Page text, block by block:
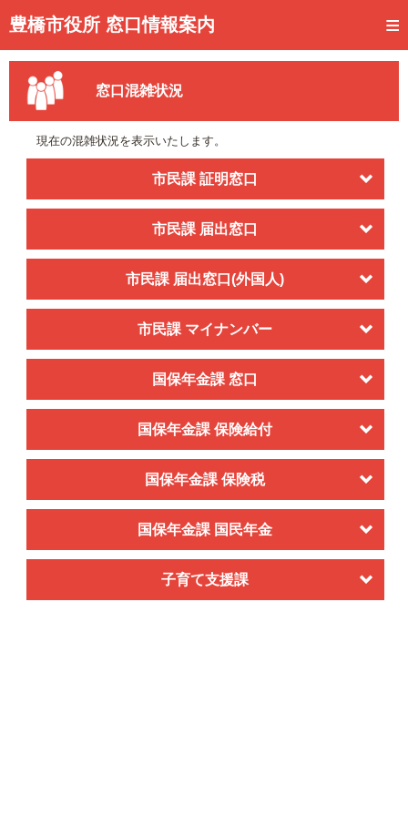
豊橋市役所 窓口情報案内
トップページ
事前予約
予約状況確認
待ち状況確認
交付状況確認
メール通知登録
混雑予想カレンダー
窓口混雑状況
現在の混雑状況を表示いたします。
市民課 証明窓口
市民課 届出窓口
市民課 届出窓口(外国人)
市民課 マイナンバー
国保年金課 窓口
国保年金課 保険給付
国保年金課 保険税
国保年金課 国民年金
子育て支援課